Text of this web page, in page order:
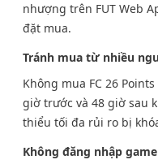
nhượng trên FUT Web
đặt mua.
Tránh mua từ nhiều
Không mua FC 26
giờ trước và 48 giờ sau
thiểu tối đa rủi ro bị
Không đăng nhập